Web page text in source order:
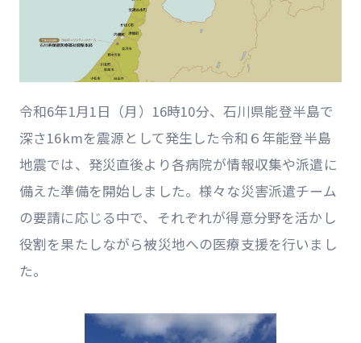
令和6年1月1日（月）16時10分、石川県能登半島で
深さ16kmを震源として発生した令和６年能登半島
地震では、発災直後より各病院が情報収集や派遣に
備えた準備を開始しました。様々な災害派遣チーム
の要請に応じる中で、それぞれが得意分野を活かし
役割を果たしながら被災地への医療支援を行いまし
た。